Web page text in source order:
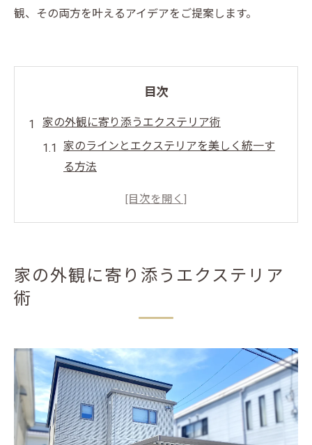
観、その両方を叶えるアイデアをご提案します。
目次
家の外観に寄り添うエクステリア術
家のラインとエクステリアを美しく統一す
る方法
外観を引き立てるエクステリアのデザイン
エクステリアでおしゃれな家の外観を演出
ポイント
カーポートと建物の美しい調和を叶えるコツ
エクステリアでカーポートと建物の一体感
を実現
カーポートデザインが外観に与える効果と
家の外観に寄り添うエクステリア
術